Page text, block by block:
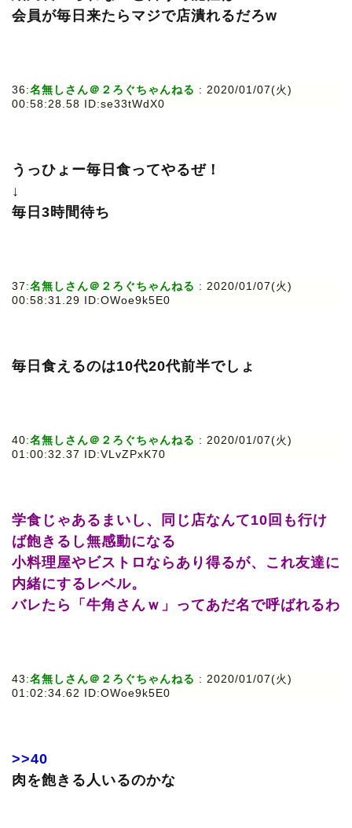
会員が毎日来たらマジで店潰れるだろw
36:名無しさん＠２ろぐちゃんねる : 2020/01/07(火)
00:58:28.58 ID:se33tWdX0
うっひょー毎日食ってやるぜ！
↓
毎日3時間待ち
37:名無しさん＠２ろぐちゃんねる : 2020/01/07(火)
00:58:31.29 ID:OWoe9k5E0
毎日食えるのは10代20代前半でしょ
40:名無しさん＠２ろぐちゃんねる : 2020/01/07(火)
01:00:32.37 ID:VLvZPxK70
学食じゃあるまいし、同じ店なんて10回も行け
ば飽きるし無感動になる
小料理屋やビストロならあり得るが、これ友達に
内緒にするレベル。
バレたら「牛角さんｗ」ってあだ名で呼ばれるわ
43:名無しさん＠２ろぐちゃんねる : 2020/01/07(火)
01:02:34.62 ID:OWoe9k5E0
>>40
肉を飽きる人いるのかな